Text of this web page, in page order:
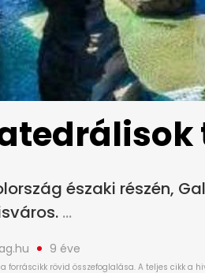
északi részén,
9 éve